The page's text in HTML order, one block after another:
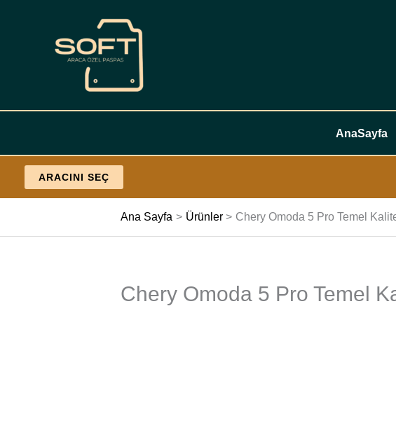
AnaSayfa
ARACINI SEÇ
Ana Sayfa Ürünler Chery Omoda 5 Pro Temel
Chery Omoda 5 Pro Temel